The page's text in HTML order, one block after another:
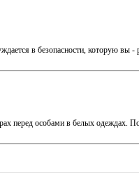
в безопасности, которую вы
перед особами в белых одеждах.